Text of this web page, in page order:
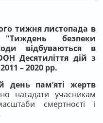
тижня листопада в
"Тиждень безпеки
оди відбуваються в
Десятиліття дій з
– 2020 рр.
день пам’яті жертв
нагадати учасникам
смертності і